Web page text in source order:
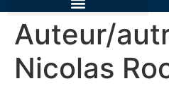
Auteur/
Nicolas